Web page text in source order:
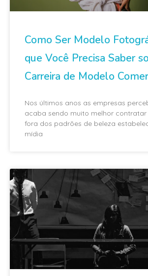
Como Ser Modelo
que Você Precisa Saber
Carreira de Modelo
Nos últimos anos as empresas
acaba sendo muito melhor
fora dos padrões de beleza
mídia